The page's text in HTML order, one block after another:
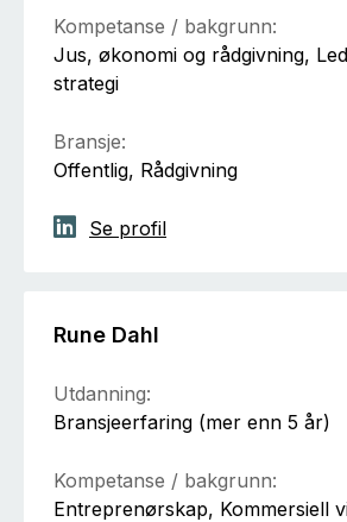
Kompetanse / bakgrunn:
Jus, økonomi og rådgivning,
strategi
Bransje:
Offentlig, Rådgivning
Se profil
Rune Dahl
Utdanning:
Bransjeerfaring (mer enn 5 år)
Kompetanse / bakgrunn:
Entreprenørskap, Kommersiell